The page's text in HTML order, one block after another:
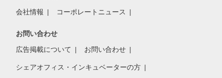
会社情報 コーポレートニュース
お問い合わせ
広告掲載について お問い合わせ
シェアオフィス・インキュベーターの方